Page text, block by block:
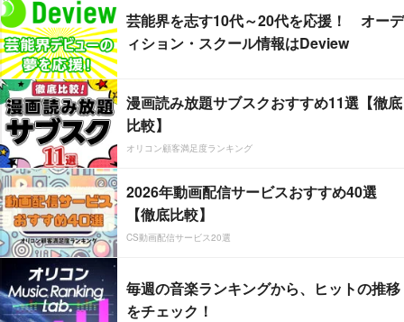
芸能界を志す10代～20代を応援！ オーデ
ィション・スクール情報はDeview
漫画読み放題サブスクおすすめ11選【徹底
比較】
オリコン顧客満足度ランキング
2026年動画配信サービスおすすめ40選
【徹底比較】
CS動画配信サービス20選
毎週の音楽ランキングから、ヒットの推移
をチェック！